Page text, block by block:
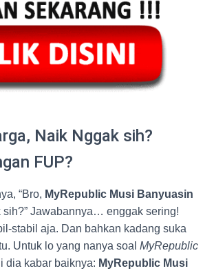
Naik Nggak sih?
FUP?
“Bro, MyRepublic Musi Banyuasin
sih?” Jawabannya… enggak sering!
stabil aja. Dan bahkan kadang suka
Untuk lo yang nanya soal MyRepublic
dia kabar baiknya: MyRepublic Musi